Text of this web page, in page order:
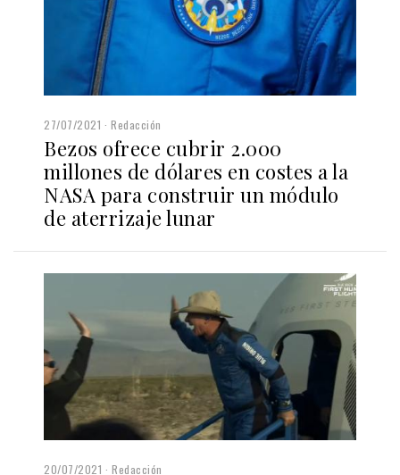
27/07/2021 Redacción
Bezos ofrece cubrir 2.000
millones de dólares en costes a la
NASA para construir un módulo
de aterrizaje lunar
20/07/2021 Redacción